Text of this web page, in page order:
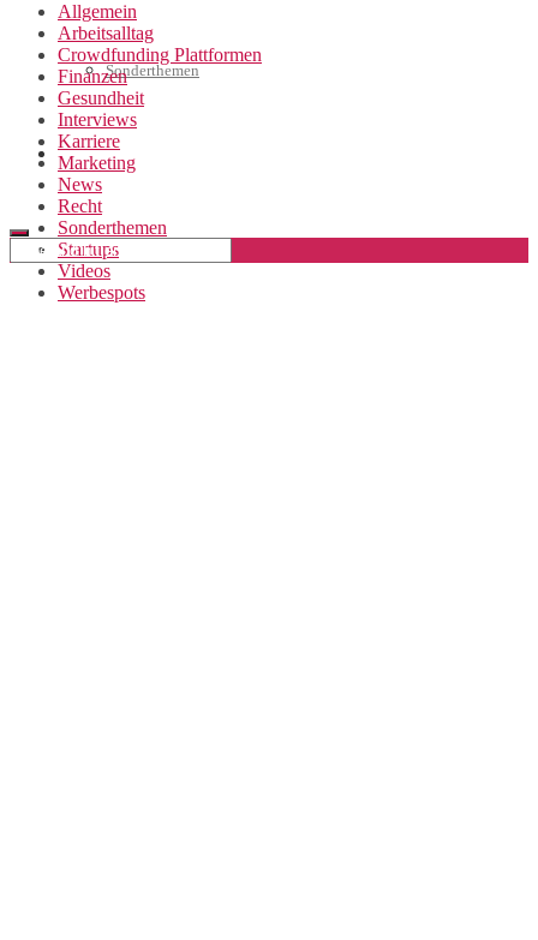
Sonderthemen
Geschäftskonto eröffnen
Allgemein
Arbeitsalltag
Crowdfunding Plattformen
Finanzen
Gesundheit
Interviews
Karriere
Marketing
News
Recht
Sonderthemen
Startups
Videos
Werbespots